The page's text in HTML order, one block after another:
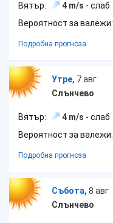
Вятър: 4 m/s - слаб
Вероятност за валежи:
Подробна прогноза
Утре, 7 авг
Слънчево
Вятър: 4 m/s - слаб
Вероятност за валежи:
Подробна прогноза
Събота, 8 авг
Слънчево